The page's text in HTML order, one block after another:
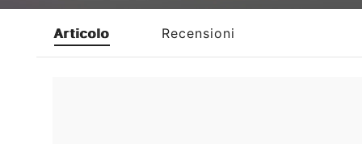
Articolo Recensioni